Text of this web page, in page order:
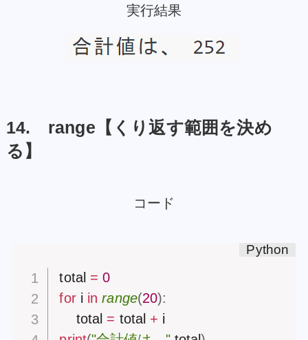
実行結果
14. range【くり返す範囲を決め
る】
コード
total = 0
for i in range(20):
    total
= total +